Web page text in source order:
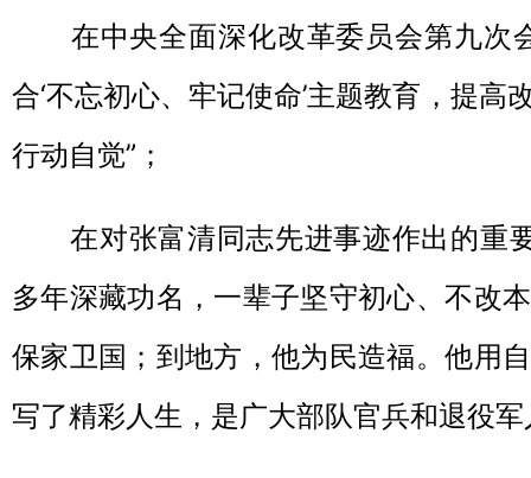
在中央全面深化改革委员会第九次
合‘不忘初心、牢记使命’主题教育，提高
行动自觉”；
在对张富清同志先进事迹作出的重
多年深藏功名，一辈子坚守初心、不改
保家卫国；到地方，他为民造福。他用
写了精彩人生，是广大部队官兵和退役